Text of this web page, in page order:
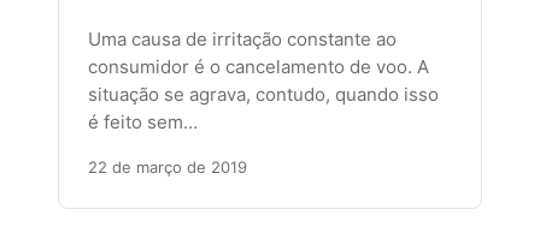
Uma causa de irritação constante ao
consumidor é o cancelamento de voo. A
situação se agrava, contudo, quando isso
é feito sem…
22 de março de 2019